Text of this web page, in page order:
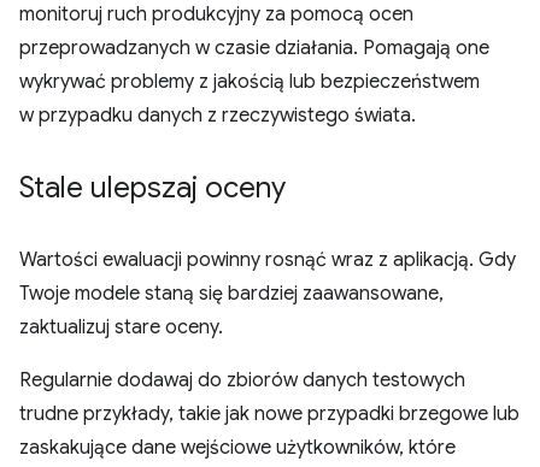
monitoruj ruch produkcyjny za pomocą ocen
przeprowadzanych w czasie działania. Pomagają one
wykrywać problemy z jakością lub bezpieczeństwem
w przypadku danych z rzeczywistego świata.
Stale ulepszaj oceny
Wartości ewaluacji powinny rosnąć wraz z aplikacją. Gdy
Twoje modele staną się bardziej zaawansowane,
zaktualizuj stare oceny.
Regularnie dodawaj do zbiorów danych testowych
trudne przykłady, takie jak nowe przypadki brzegowe lub
zaskakujące dane wejściowe użytkowników, które